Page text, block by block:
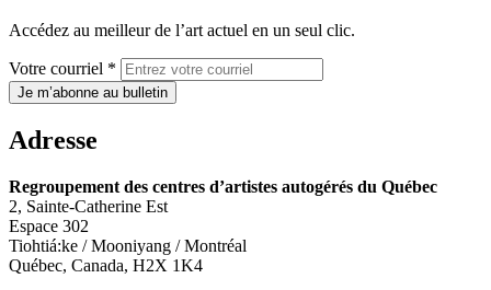
Accédez au meilleur de l’art actuel en un seul clic.
Votre courriel *
Je m’abonne au bulletin
Adresse
Regroupement des centres d’artistes autogérés du Québec
2, Sainte-Catherine Est
Espace 302
Tiohtiá:ke / Mooniyang / Montréal
Québec, Canada, H2X 1K4